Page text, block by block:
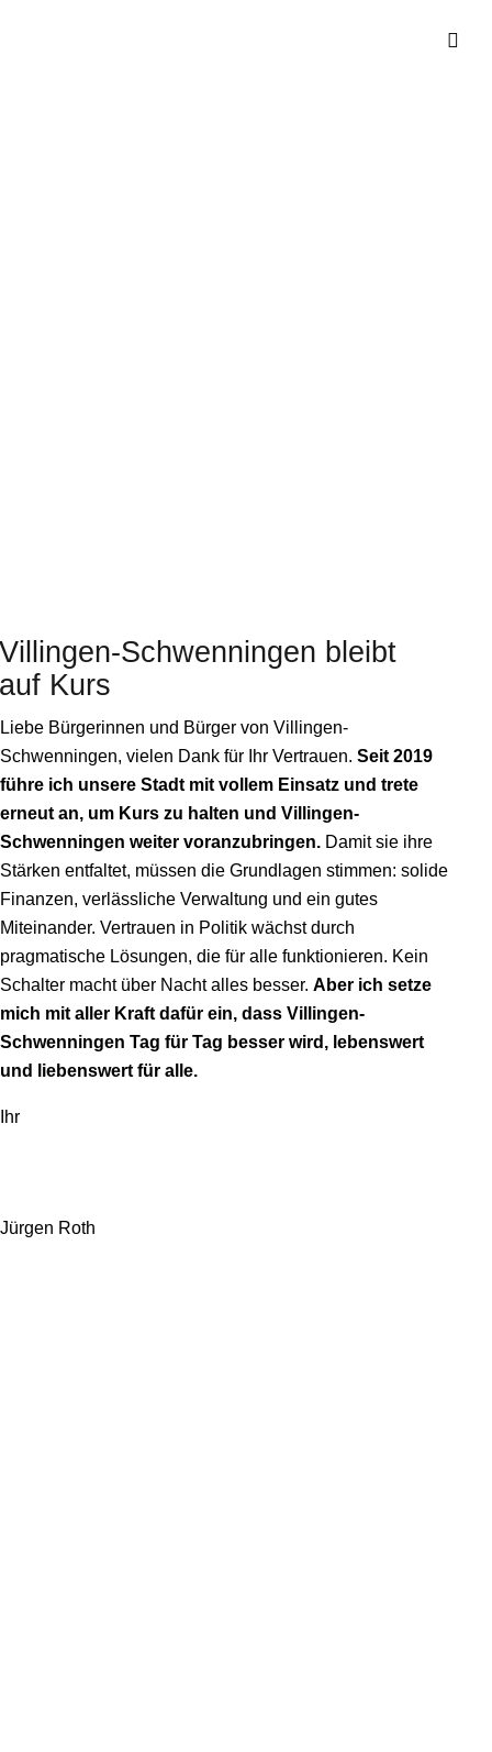
Villingen-Schwenningen bleibt
auf Kurs
Liebe Bürgerinnen und Bürger von Villingen-
Schwenningen, vielen Dank für Ihr Vertrauen. Seit 2019
führe ich unsere Stadt mit vollem Einsatz und trete
erneut an, um Kurs zu halten und Villingen-
Schwenningen weiter voranzubringen. Damit sie ihre
Stärken entfaltet, müssen die Grundlagen stimmen: solide
Finanzen, verlässliche Verwaltung und ein gutes
Miteinander. Vertrauen in Politik wächst durch
pragmatische Lösungen, die für alle funktionieren. Kein
Schalter macht über Nacht alles besser. Aber ich setze
mich mit aller Kraft dafür ein, dass Villingen-
Schwenningen Tag für Tag besser wird, lebenswert
und liebenswert für alle.
Ihr
Jürgen Roth